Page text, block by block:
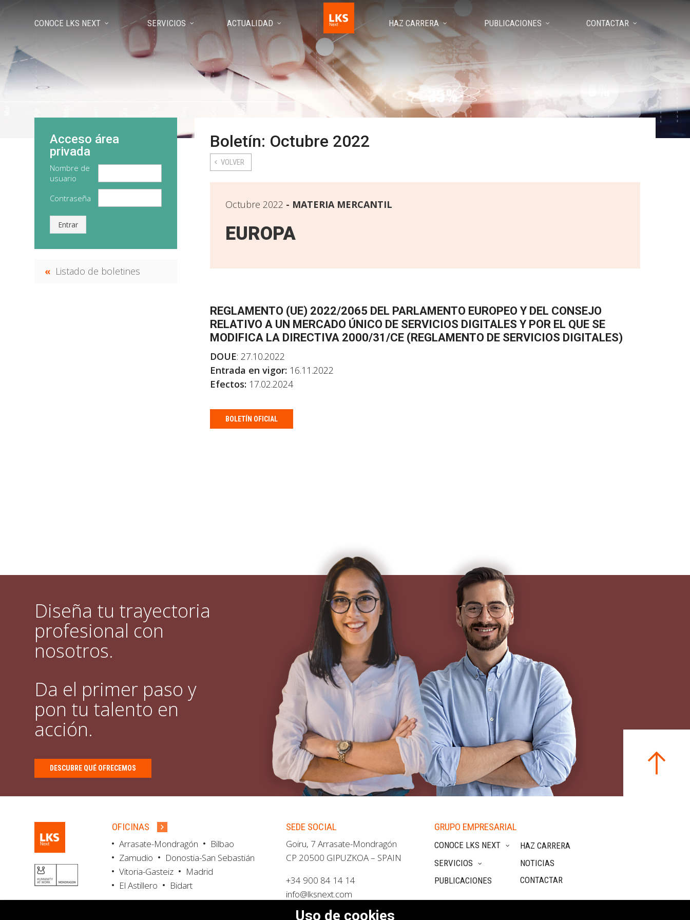
CONOCE LKS NEXT SERVICIOS ACTUALIDAD HAZ CARRERA PUBLICACIONES CONTACTAR
Boletín: Octubre 2022
VOLVER
Octubre 2022 MATERIA MERCANTIL
EUROPA
REGLAMENTO (UE) 2022/2065 DEL PARLAMENTO EUROPEO Y DEL CONSEJO
RELATIVO A UN MERCADO ÚNICO DE SERVICIOS DIGITALES Y POR EL QUE SE
MODIFICA LA DIRECTIVA 2000/31/CE (REGLAMENTO DE SERVICIOS DIGITALES)
DOUE: 27.10.2022
Entrada en vigor: 16.11.2022
Efectos: 17.02.2024
BOLETÍN OFICIAL
Acceso área
privada
Nombre de
usuario
Contraseña
Entrar
Listado de boletines
Diseña tu trayectoria
profesional con
nosotros.
Da el primer paso y
pon tu talento en
acción.
DESCUBRE QUÉ OFRECEMOS
OFICINAS
Arrasate-Mondragón
Bilbao
Zamudio
Donostia-San Sebastián
Vitoria-Gasteiz
Madrid
El Astillero
Bidart
SEDE SOCIAL
Goiru, 7 Arrasate-Mondragón
CP 20500 GIPUZKOA – SPAIN
+34 900 84 14 14
info@lksnext.com
GRUPO EMPRESARIAL
CONOCE LKS NEXT
SERVICIOS
PUBLICACIONES
HAZ CARRERA
NOTICIAS
CONTACTAR
Uso de cookies